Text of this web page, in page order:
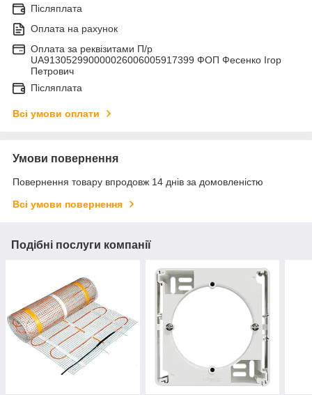
Післяплата
Оплата на рахунок
Оплата за реквізитами П/р
UA913052990000026006005917399 ФОП Фесенко Ігор
Петрович
Післяплата
Всі умови оплати
Умови повернення
Повернення товару впродовж 14 днів за домовленістю
Всі умови повернення
Подібні послуги компанії